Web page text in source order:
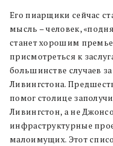
Его пиарщики сейчас
мысль – человек,
станет хорошим
присмотреться к
большинстве случаев
Ливингстона.
помог столице
Ливингстон, а не
инфраструктурные
малоимущих. Этот